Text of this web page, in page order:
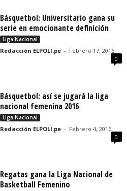
Básquetbol: Universitario gana su
serie en emocionante definición
Liga Nacional
Redacción ELPOLI.pe - Febrero 17, 2016
0
Básquetbol: así se jugará la liga
nacional femenina 2016
Liga Nacional
Redacción ELPOLI.pe - Febrero 4, 2016
0
Regatas gana la Liga Nacional de
Basketball Femenino